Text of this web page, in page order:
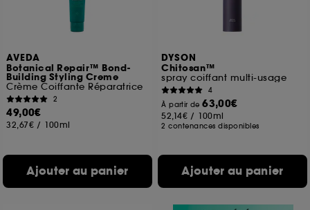
AVEDA
Botanical Repair™ Bond-
Building Styling Creme
Crème Coiffante Réparatrice
2
49,00€
32,67€ / 100ml
Ajouter au panier
DYSON
Chitosan™
spray coiffant multi-usage
4
À partir de63,00€
52,14€ / 100ml
2 contenances disponibles
Ajouter au panier